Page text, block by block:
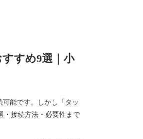
すめ9選｜小
可能です。しかし「タッ
・接続方法・必要性まで